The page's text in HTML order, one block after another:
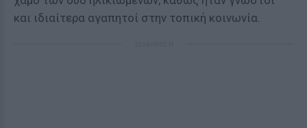
και ιδιαίτερα αγαπητοί στην τοπική κοινωνία.